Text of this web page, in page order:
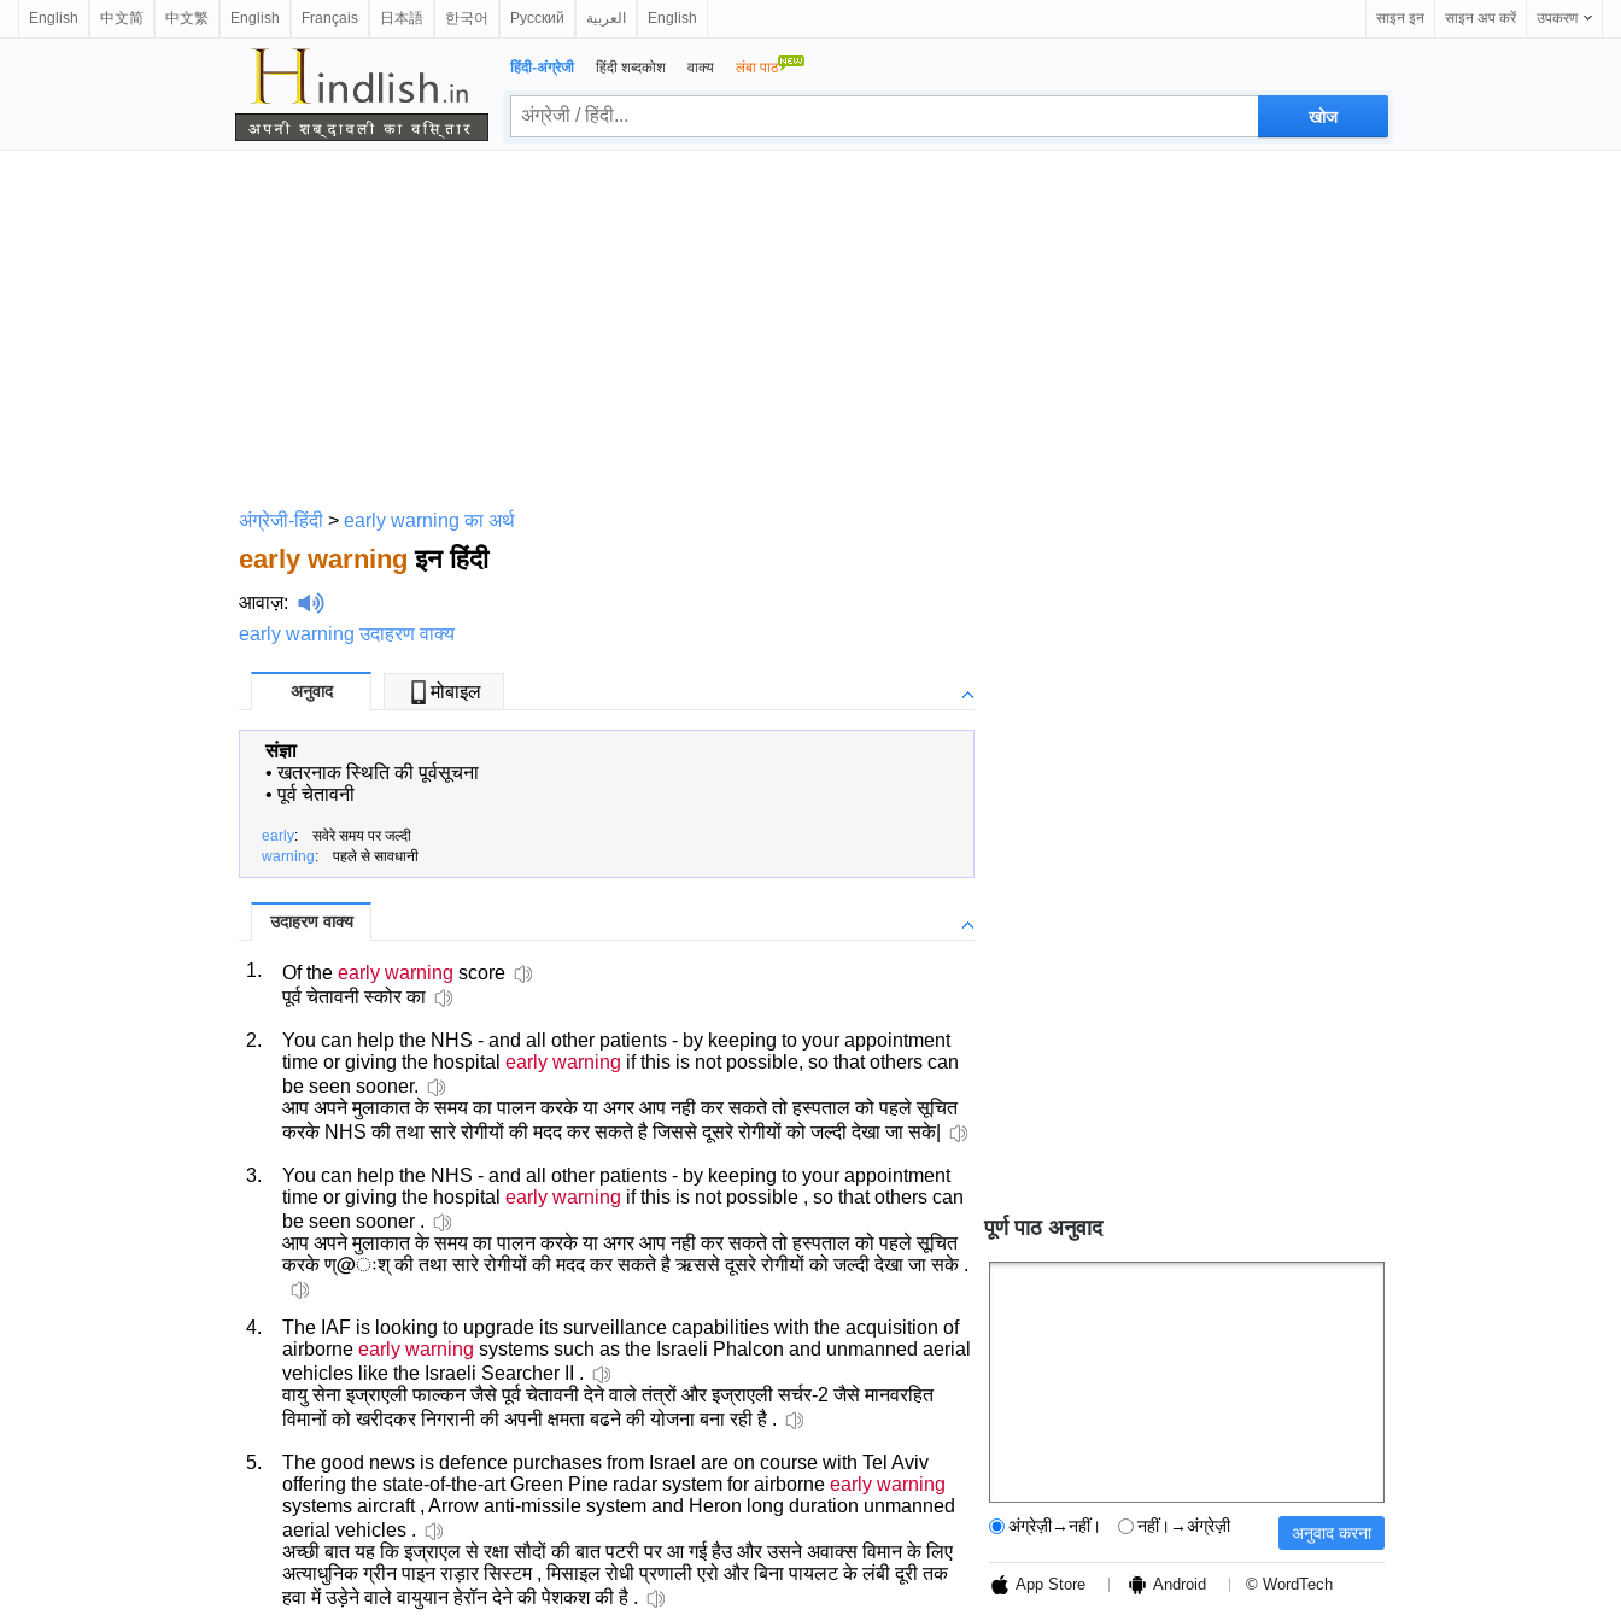
English 中文简 中文繁 English Français 日本語 한국어 Русский العربية English साइन इन साइन अप करें उपकरण
हिंदी-अंग्रेजी हिंदी शब्दकोश वाक्य लंबा पाठ
अंग्रेजी-हिंदी > early warning का अर्थ
early warning इन हिंदी
आवाज़:
early warning उदाहरण वाक्य
अनुवाद मोबाइल
संज्ञा
•खतरनाक स्थिति की पूर्वसूचना
•पूर्व चेतावनी
early: सवेरे समय पर जल्दी
warning: पहले से सावधानी
उदाहरण वाक्य
1. Of the early warning score
पूर्व चेतावनी स्कोर का
2.
You can help the NHS - and all other patients - by keeping to your appointment
time or giving the hospital early warning if this is not possible, so that others can
be seen sooner.
आप अपने मुलाकात के समय का पालन करके या अगर आप नही कर सकते तो हस्पताल को पहले सूचित
करके NHS की तथा सारे रोगीयों की मदद कर सकते है जिससे दूसरे रोगीयों को जल्दी देखा जा सके|
3.
You can help the NHS - and all other patients - by keeping to your appointment
time or giving the hospital early warning if this is not possible , so that others can
be seen sooner .
आप अपने मुलाकात के समय का पालन करके या अगर आप नही कर सकते तो हस्पताल को पहले सूचित
करके ण्@ःश् की तथा सारे रोगीयों की मदद कर सकते है ऋससे दूसरे रोगीयों को जल्दी देखा जा सके .
4.
The IAF is looking to upgrade its surveillance capabilities with the acquisition of
airborne early warning systems such as the Israeli Phalcon and unmanned aerial
vehicles like the Israeli Searcher II .
वायु सेना इज्राएली फाल्कन जैसे पूर्व चेतावनी देने वाले तंत्रों और इज्राएली सर्चर-2 जैसे मानवरहित
विमानों को खरीदकर निगरानी की अपनी क्षमता बढने की योजना बना रही है .
5.
The good news is defence purchases from Israel are on course with Tel Aviv
offering the state-of-the-art Green Pine radar system for airborne early warning
systems aircraft , Arrow anti-missile system and Heron long duration unmanned
aerial vehicles .
अच्छी बात यह कि इज्राएल से रक्षा सौदों की बात पटरी पर आ गई हैउ और उसने अवाक्स विमान के लिए
अत्याधुनिक ग्रीन पाइन राड़ार सिस्टम , मिसाइल रोधी प्रणाली एरो और बिना पायलट के लंबी दूरी तक
हवा में उड़ेने वाले वायुयान हेरॉन देने की पेशकश की है .
पूर्ण पाठ अनुवाद
अंग्रेज़ी→नहीं। नहीं।→अंग्रेज़ी
App Store Android © WordTech